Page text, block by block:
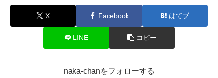
X Facebook はてブ
LINE コピー
naka-chanをフォローする